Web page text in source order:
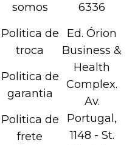
somos
Politica de
troca
Politica de
garantia
Politica de
frete
6336
Ed. Órion
Business &
Health
Complex.
Av.
Portugal,
1148 - St.